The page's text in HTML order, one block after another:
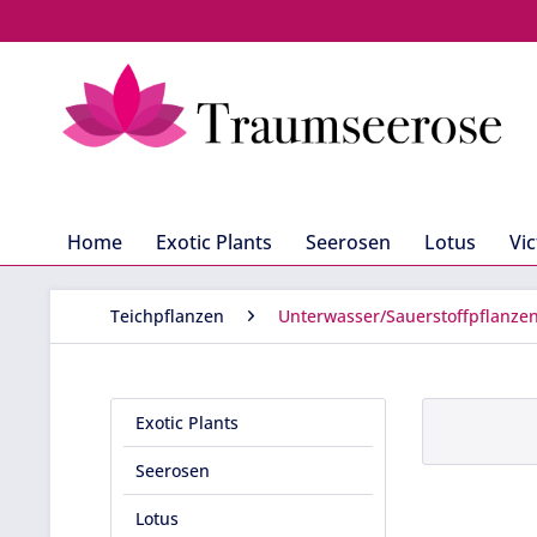
Home Exotic Plants Seerosen Lotus
Teichpflanzen Unterwasser/
Exotic Plants
Seerosen
Lotus